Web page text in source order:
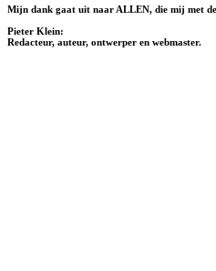
Mijn dank gaat uit naar ALLEN, die mij met
Pieter Klein:
Redacteur, auteur, ontwerper en webmaster.